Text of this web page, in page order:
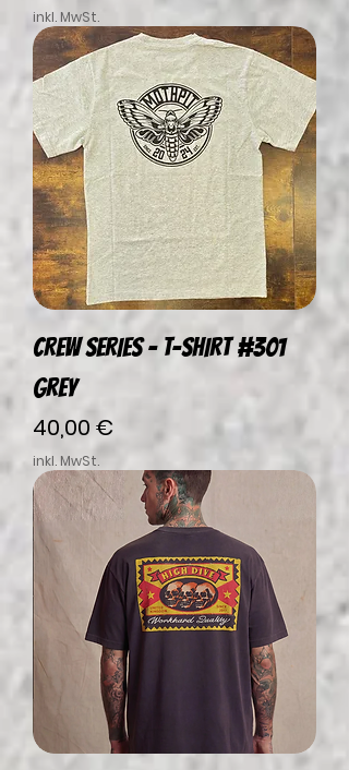
inkl. MwSt.
CREW SERIES – T-SHIRT #301
Grey
Preis
40,00 €
inkl. MwSt.